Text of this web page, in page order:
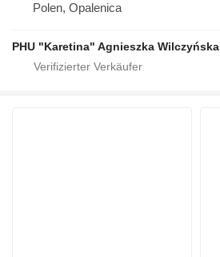
Polen, Opalenica
PHU "Karetina" Agnieszka Wilczyńska